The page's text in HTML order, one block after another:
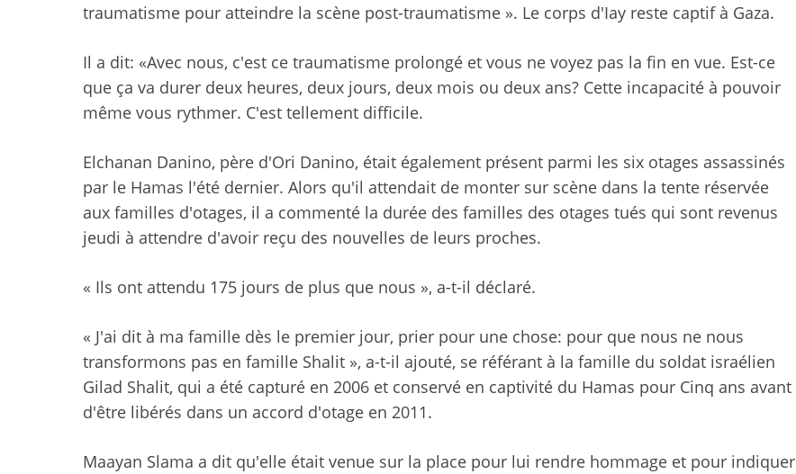
traumatisme pour atteindre la scène post-traumatisme ». Le corps d'Iay reste captif à Gaza.
Il a dit: «Avec nous, c'est ce traumatisme prolongé et vous ne voyez pas la fin en vue. Est-ce
que ça va durer deux heures, deux jours, deux mois ou deux ans? Cette incapacité à pouvoir
même vous rythmer. C'est tellement difficile.
Elchanan Danino, père d'Ori Danino, était également présent parmi les six otages assassinés
par le Hamas l'été dernier. Alors qu'il attendait de monter sur scène dans la tente réservée
aux familles d'otages, il a commenté la durée des familles des otages tués qui sont revenus
jeudi à attendre d'avoir reçu des nouvelles de leurs proches.
« Ils ont attendu 175 jours de plus que nous », a-t-il déclaré.
« J'ai dit à ma famille dès le premier jour, prier pour une chose: pour que nous ne nous
transformons pas en famille Shalit », a-t-il ajouté, se référant à la famille du soldat israélien
Gilad Shalit, qui a été capturé en 2006 et conservé en captivité du Hamas pour Cinq ans avant
d'être libérés dans un accord d'otage en 2011.
Maayan Slama a dit qu'elle était venue sur la place pour lui rendre hommage et pour indiquer